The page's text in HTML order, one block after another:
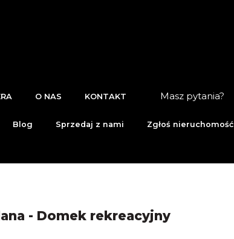
Masz pytania?
O NAS KONTAKT
Blog Sprzedaj z nami Zgłoś nieruchomość
- Domek rekreacyjny